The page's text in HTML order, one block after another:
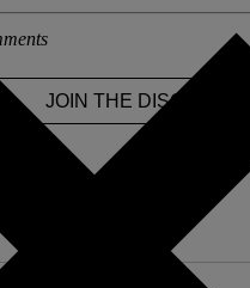
JOIN THE DISCUSSION